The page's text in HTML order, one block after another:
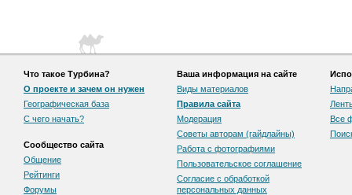
Что такое Турбина?
О проекте и зачем он нужен
Географическая база
С чего начать?
Сообщество сайта
Общение
Рейтинги
Форумы
Ваша информация на сайте
Виды материалов
Правила сайта
Модерация
Советы авторам (гайдлайны)
Работа с фотографиями
Пользовательскоe соглашение
Согласие с обработкой
персональных данных
Все